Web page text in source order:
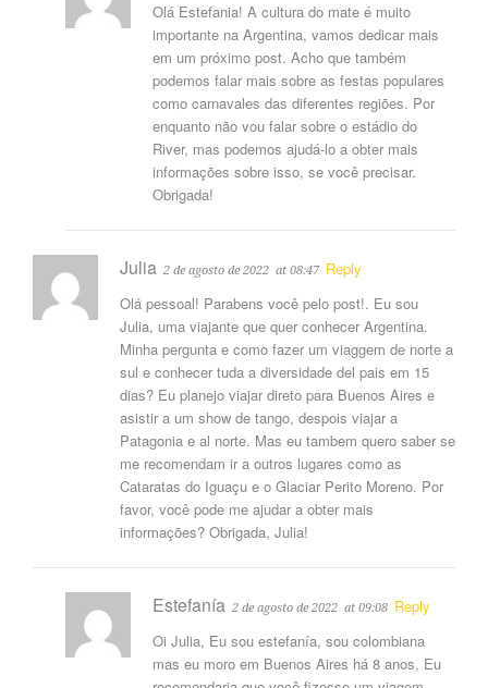
Olá Estefania! A cultura do mate é muito
importante na Argentina, vamos dedicar mais
em um próximo post. Acho que também
podemos falar mais sobre as festas populares
como carnavales das diferentes regiões. Por
enquanto não vou falar sobre o estádio do
River, mas podemos ajudá-lo a obter mais
informações sobre isso, se você precisar.
Obrigada!
Julia 2 de agosto de 2022 at 08:47 Reply
Olá pessoal! Parabens você pelo post!. Eu sou
Julia, uma viajante que quer conhecer Argentina.
Minha pergunta e como fazer um viaggem de norte a
sul e conhecer tuda a diversidade del pais em 15
dias? Eu planejo viajar direto para Buenos Aires e
asistir a um show de tango, despois viajar a
Patagonia e al norte. Mas eu tambem quero saber se
me recomendam ir a outros lugares como as
Cataratas do Iguaçu e o Glaciar Perito Moreno. Por
favor, você pode me ajudar a obter mais
informações? Obrigada, Julia!
Estefanía 2 de agosto de 2022 at 09:08 Reply
Oi Julia, Eu sou estefanía, sou colombiana
mas eu moro em Buenos Aires há 8 anos, Eu